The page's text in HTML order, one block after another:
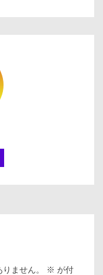
ません。 ※ が付